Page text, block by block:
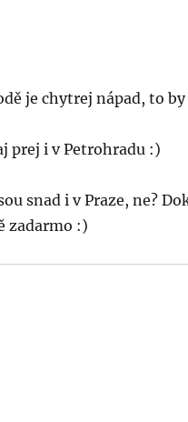
je chytrej nápad, to
prej i v Petrohradu :)
snad i v Praze, ne?
zadarmo :)